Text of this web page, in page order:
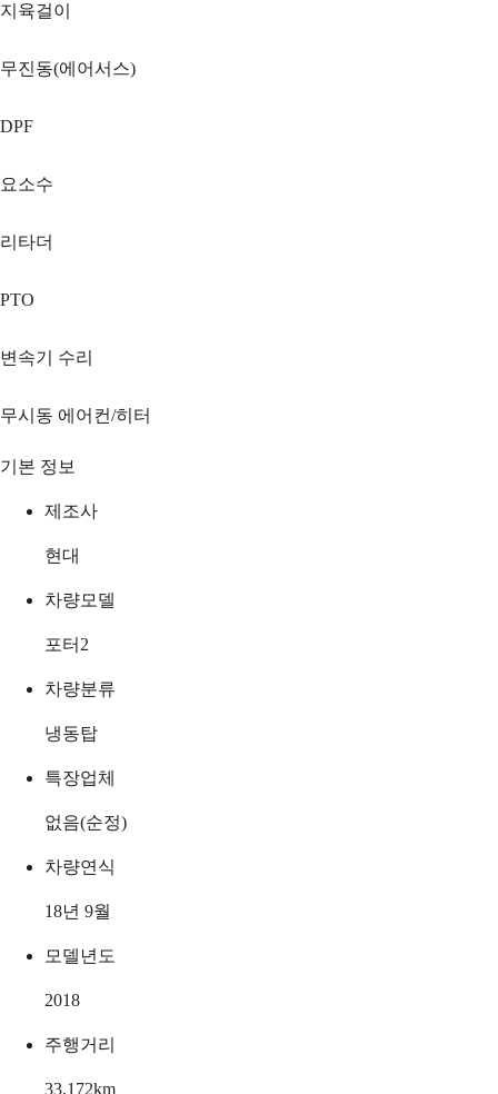
지육걸이
무진동(에어서스)
DPF
요소수
리타더
PTO
변속기 수리
무시동 에어컨/히터
기본 정보
제조사
현대
차량모델
포터2
차량분류
냉동탑
특장업체
없음(순정)
차량연식
18년 9월
모델년도
2018
주행거리
33,172km